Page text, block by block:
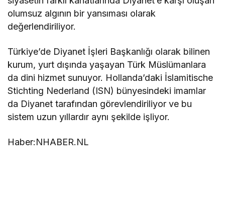
olumsuz algının bir yansıması olarak
değerlendiriliyor.
Türkiye’de Diyanet İşleri Başkanlığı olarak bilinen
kurum, yurt dışında yaşayan Türk Müslümanlara
da dini hizmet sunuyor. Hollanda’daki İslamitische
Stichting Nederland (ISN) bünyesindeki imamlar
da Diyanet tarafından görevlendiriliyor ve bu
sistem uzun yıllardır aynı şekilde işliyor.
Haber:NHABER.NL